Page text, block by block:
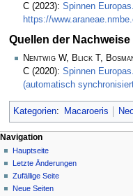
C (2023): Spinnen
https://
Quellen der Nachweise
Nentwig W, Blick T,
C (2020): Spinnen
(automatisch
Kategorien: Macaroeris
Navigation
Hauptseite
Letzte Änderungen
Zufällige Seite
Neue Seiten